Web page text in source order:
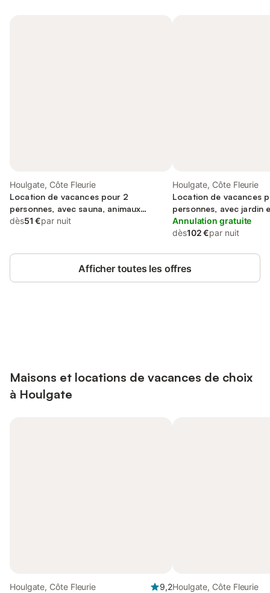
Houlgate, Côte Fleurie
Location de vacances pour 2
personnes, avec sauna, animaux
acceptés
dès51 €par nuit
Houlgate, Côte Fleurie
Location de vacances
personnes, avec jardin
animaux acceptés
Annulation gratuite
dès102 €par nuit
Afficher toutes les offres
Maisons et locations de vacances de choix
à Houlgate
Houlgate, Côte Fleurie
9,2Houlgate, Côte Fleurie